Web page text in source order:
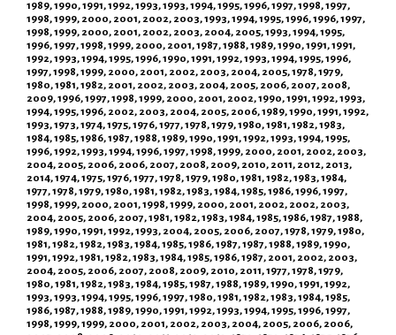
1989, 1990, 1991, 1992, 1993, 1993, 1994, 1995, 1996, 1997, 1998, 1997,
1998, 1999, 2000, 2001, 2002, 2003, 1993, 1994, 1995, 1996, 1996, 1997,
1998, 1999, 2000, 2001, 2002, 2003, 2004, 2005, 1993, 1994, 1995,
1996, 1997, 1998, 1999, 2000, 2001, 1987, 1988, 1989, 1990, 1991, 1991,
1992, 1993, 1994, 1995, 1996, 1990, 1991, 1992, 1993, 1994, 1995, 1996,
1997, 1998, 1999, 2000, 2001, 2002, 2003, 2004, 2005, 1978, 1979,
1980, 1981, 1982, 2001, 2002, 2003, 2004, 2005, 2006, 2007, 2008,
2009, 1996, 1997, 1998, 1999, 2000, 2001, 2002, 1990, 1991, 1992, 1993,
1994, 1995, 1996, 2002, 2003, 2004, 2005, 2006, 1989, 1990, 1991, 1992,
1993, 1973, 1974, 1975, 1976, 1977, 1978, 1979, 1980, 1981, 1982, 1983,
1984, 1985, 1986, 1987, 1988, 1989, 1990, 1991, 1992, 1993, 1994, 1995,
1996, 1992, 1993, 1994, 1996, 1997, 1998, 1999, 2000, 2001, 2002, 2003,
2004, 2005, 2006, 2006, 2007, 2008, 2009, 2010, 2011, 2012, 2013,
2014, 1974, 1975, 1976, 1977, 1978, 1979, 1980, 1981, 1982, 1983, 1984,
1977, 1978, 1979, 1980, 1981, 1982, 1983, 1984, 1985, 1986, 1996, 1997,
1998, 1999, 2000, 2001, 1998, 1999, 2000, 2001, 2002, 2002, 2003,
2004, 2005, 2006, 2007, 1981, 1982, 1983, 1984, 1985, 1986, 1987, 1988,
1989, 1990, 1991, 1992, 1993, 2004, 2005, 2006, 2007, 1978, 1979, 1980,
1981, 1982, 1982, 1983, 1984, 1985, 1986, 1987, 1987, 1988, 1989, 1990,
1991, 1992, 1981, 1982, 1983, 1984, 1985, 1986, 1987, 2001, 2002, 2003,
2004, 2005, 2006, 2007, 2008, 2009, 2010, 2011, 1977, 1978, 1979,
1980, 1981, 1982, 1983, 1984, 1985, 1987, 1988, 1989, 1990, 1991, 1992,
1993, 1993, 1994, 1995, 1996, 1997, 1980, 1981, 1982, 1983, 1984, 1985,
1986, 1987, 1988, 1989, 1990, 1991, 1992, 1993, 1994, 1995, 1996, 1997,
1998, 1999, 1999, 2000, 2001, 2002, 2003, 2004, 2005, 2006, 2006,